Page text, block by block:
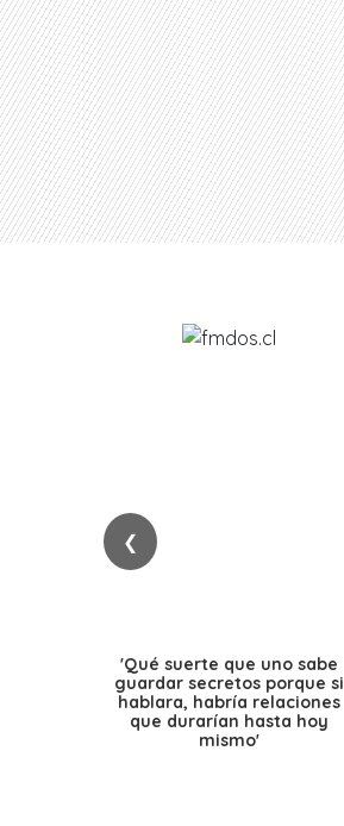
❮
'Qué suerte que uno sabe
guardar secretos porque si
hablara, habría relaciones
que durarían hasta hoy
mismo'